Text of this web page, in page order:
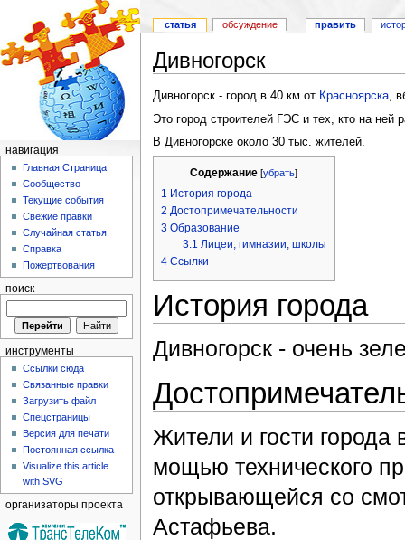
Дивногорск
Дивногорск - город в 40 км от Красноярска,
Это город строителей ГЭС и тех, кто на ней
В Дивногорске около 30 тыс. жителей.
Содержание [убрать]
1 История города
2 Достопримечательности
3 Образование
3.1 Лицеи, гимназии, школы
4 Ссылки
История города
Дивногорск - очень
Жители и гости города
мощью технического
открывающейся со
Астафьева.
статья обсуждение править
навигация
Главная Страница
Сообщество
Текущие события
Свежие правки
Случайная статья
Справка
Пожертвования
поиск
инструменты
Ссылки сюда
Связанные правки
Загрузить файл
Спецстраницы
Версия для печати
Постоянная ссылка
Visualize this article
with SVG
организаторы проекта